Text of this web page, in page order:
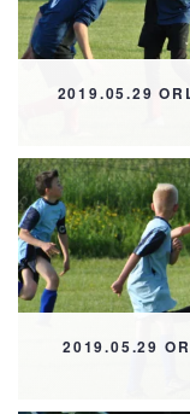
2019.05.29
2019.05.29